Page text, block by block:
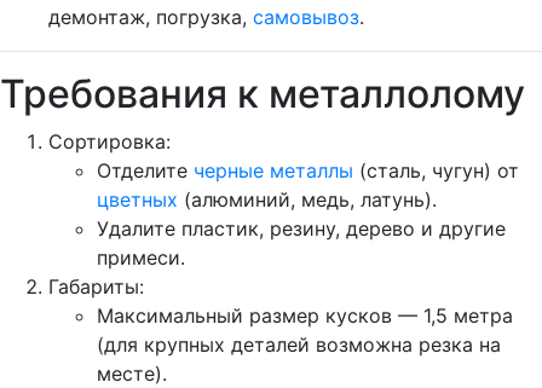
демонтаж, погрузка, самовывоз.
Требования к металлолому
Сортировка:
Отделите черные металлы (сталь, чугун) от
цветных (алюминий, медь, латунь).
Удалите пластик, резину, дерево и другие
примеси.
Габариты:
Максимальный размер кусков — 1,5 метра
(для крупных деталей возможна резка на
месте).